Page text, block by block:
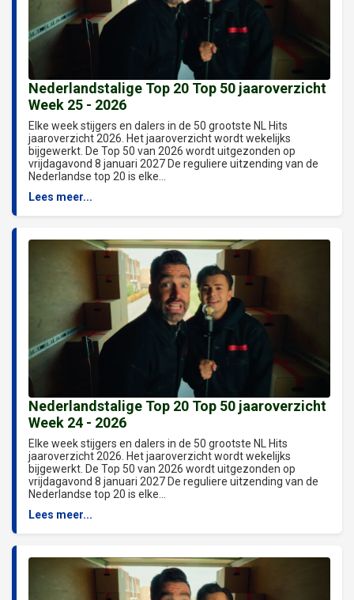
Nederlandstalige Top 20 Top 50 jaaroverzicht
Week 25 - 2026
Elke week stijgers en dalers in de 50 grootste NL Hits
jaaroverzicht 2026. Het jaaroverzicht wordt wekelijks
bijgewerkt. De Top 50 van 2026 wordt uitgezonden op
vrijdagavond 8 januari 2027 De reguliere uitzending van de
Nederlandse top 20 is elke...
Lees meer...
Nederlandstalige Top 20 Top 50 jaaroverzicht
Week 24 - 2026
Elke week stijgers en dalers in de 50 grootste NL Hits
jaaroverzicht 2026. Het jaaroverzicht wordt wekelijks
bijgewerkt. De Top 50 van 2026 wordt uitgezonden op
vrijdagavond 8 januari 2027 De reguliere uitzending van de
Nederlandse top 20 is elke...
Lees meer...